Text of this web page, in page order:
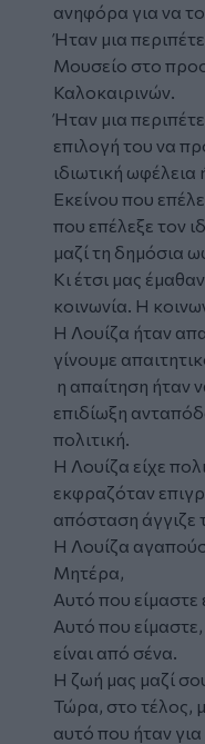
ανηφόρα για να
Ήταν μια
Μουσείο στο
Καλοκαιρινών.
Ήταν μια
επιλογή του να
ιδιωτική ωφέλεια
Εκείνου που
που επέλεξε τον
μαζί τη δημόσια
Κι έτσι μας
κοινωνία. Η
Η Λουίζα ήταν
γίνουμε
η απαίτηση ήταν
επιδίωξη
πολιτική.
Η Λουίζα είχε
εκφραζόταν
απόσταση άγγιζε
Η Λουίζα
Μητέρα,
Αυτό που είμαστε
Αυτό που
είναι από σένα.
Η ζωή μας μαζί
Τώρα, στο τέλος,
αυτό που ήταν για